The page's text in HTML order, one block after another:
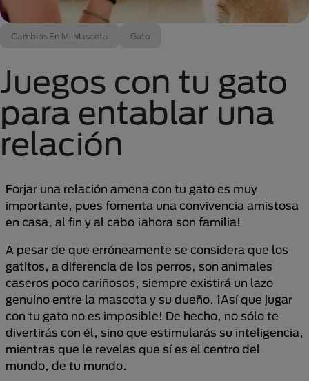
Cambios En Mi Mascota Gato
Juegos con tu gato
para entablar una
relación
Forjar una relación amena con tu gato es muy
importante, pues fomenta una convivencia amistosa
en casa, al fin y al cabo ¡ahora son familia!
A pesar de que erróneamente se considera que los
gatitos, a diferencia de los perros, son animales
caseros poco cariñosos, siempre existirá un lazo
genuino entre la mascota y su dueño. ¡Así que jugar
con tu gato no es imposible! De hecho, no sólo te
divertirás con él, sino que estimularás su inteligencia,
mientras que le revelas que sí es el centro del
mundo, de tu mundo.